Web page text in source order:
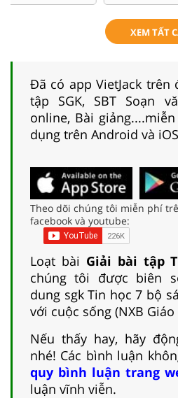
XEM TẤT
Đã có app VietJack trên
tập SGK, SBT Soạn
online, Bài
dụng trên Android và
Theo dõi chúng tôi miễn phí
facebook và youtube:
Loạt bài Giải bài tập
chúng tôi được biên
dung sgk Tin học 7 bộ
với cuộc sống (NXB Giáo
Nếu thấy hay, hãy
nhé! Các bình luận
quy bình luận trang
luận vĩnh viễn.